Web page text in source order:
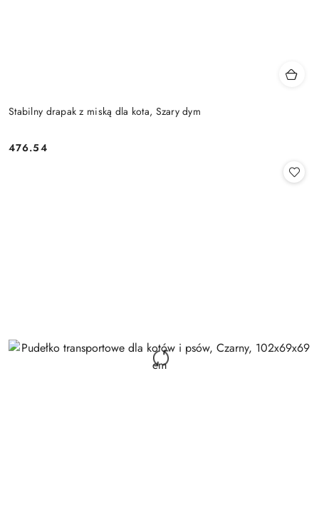
Stabilny drapak z miską dla kota, Szary dym
Cena:
476.54